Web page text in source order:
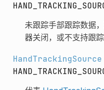
未跟踪手部跟踪数据
器关闭，或不支持跟踪
HandTrackingSource